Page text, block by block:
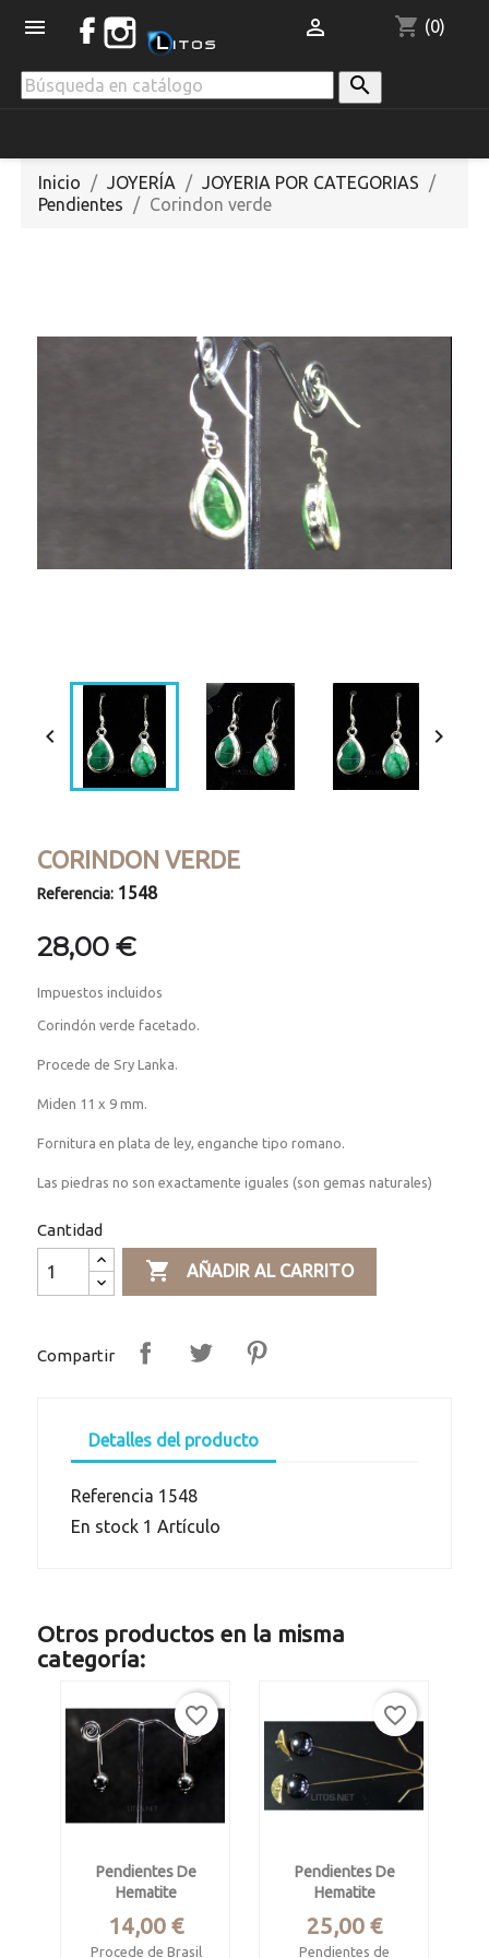
 shopping_cart (0)


Inicio JOYERÍA
JOYERIA POR CATEGORIAS
Pendientes
Corindon verde
 
CORINDON VERDE
Referencia: 1548
28,00 €
Impuestos incluidos
Corindón verde facetado.
Procede de Sry Lanka.
Miden 11 x 9 mm.
Fornitura en plata de ley, enganche tipo romano.
Las piedras no son exactamente iguales (son gemas naturales)
Cantidad
 AÑADIR AL CARRITO
Compartir
Detalles del producto
Referencia 1548
En stock 1 Artículo
Otros productos en la misma
categoría:
Pendientes De
Hematite
Precio
14,00 €
Procede de Brasil
favorite_border
Pendientes De
Hematite
Precio
25,00 €
Pendientes de
favorite_border